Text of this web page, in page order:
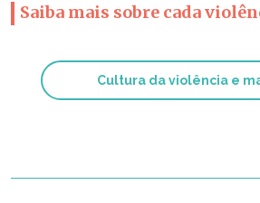
Saiba mais sobre cada
Cultura da violência e